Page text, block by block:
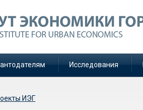
Исследования
ИЭГ